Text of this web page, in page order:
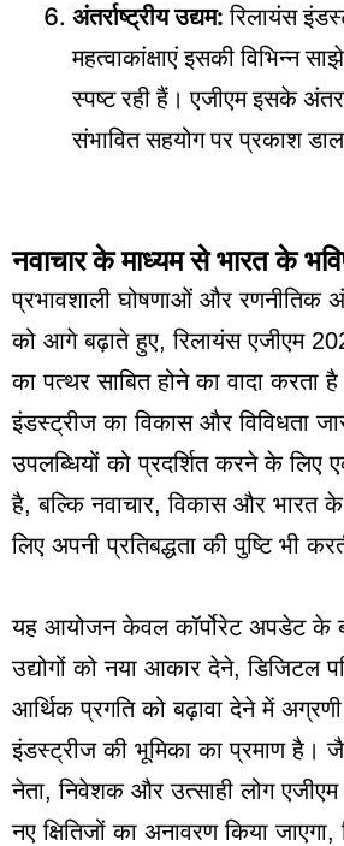
अंतर्राष्ट्रीय उद्यम: रिलायंस
महत्वाकांक्षाएं इसकी विभिन्न
स्पष्ट रही हैं। एजीएम इसके
संभावित सहयोग पर प्रकाश
नवाचार के माध्यम से भारत के
प्रभावशाली घोषणाओं और रणनीतिक
को आगे बढ़ाते हुए, रिलायंस एजीएम
का पत्थर साबित होने का वादा
इंडस्ट्रीज का विकास और विविधता
उपलब्धियों को प्रदर्शित करने के लिए
है, बल्कि नवाचार, विकास और भारत
लिए अपनी प्रतिबद्धता की पुष्टि भी
यह आयोजन केवल कॉर्पोरेट अपडेट के
उद्योगों को नया आकार देने, डिजिटल
आर्थिक प्रगति को बढ़ावा देने में
इंडस्ट्रीज की भूमिका का प्रमाण है।
नेता, निवेशक और उत्साही लोग
नए क्षितिजों का अनावरण किया